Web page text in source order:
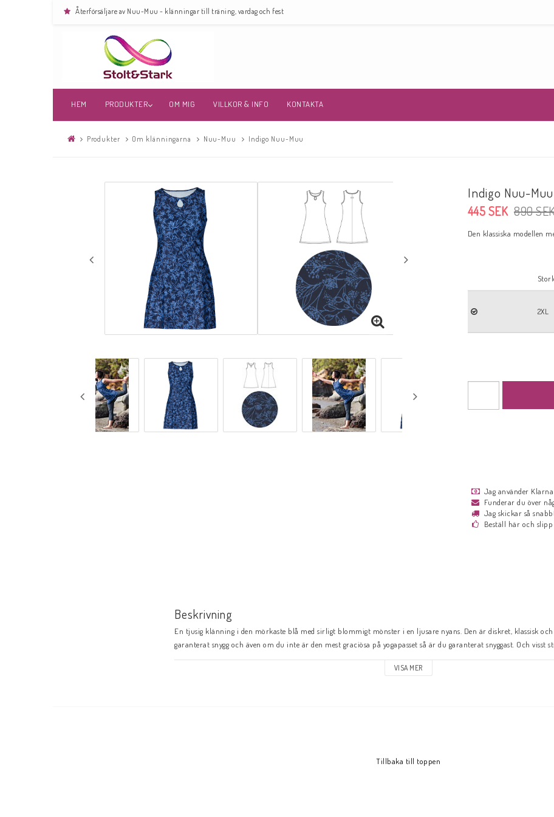
Återförsäljare av Nuu-Muu - klänningar till träning, vardag och fest
HEM PRODUKTER OM MIG VILLKOR & INFO KONTAKTA
Produkter Om klänningarna Nuu-Muu Indigo Nuu-Muu
Indigo Nuu-Muu
890
445 SEK
Den klassiska modellen
2XL
Jag använder
Funderar du över
Jag skickar så
Beställ här och
Beskrivning
En tjusig klänning i den mörkaste blå med sirligt blommigt mönster i en ljusare nyans. Den är diskret, klassisk
garanterat snygg och även om du inte är den mest graciösa på yogapasset så är du garanterat snyggast. Och visst
extra när man känner sig snygg och bekväm? Den här klänningen kan du gärna ha på fest och varför inte sedan
den hamnar i tvätten? Den är tillverkad i ett tyg av polyester (83%) och spandex (17%) som fungerar för allt från
VISA MER
Tillbaka till toppen